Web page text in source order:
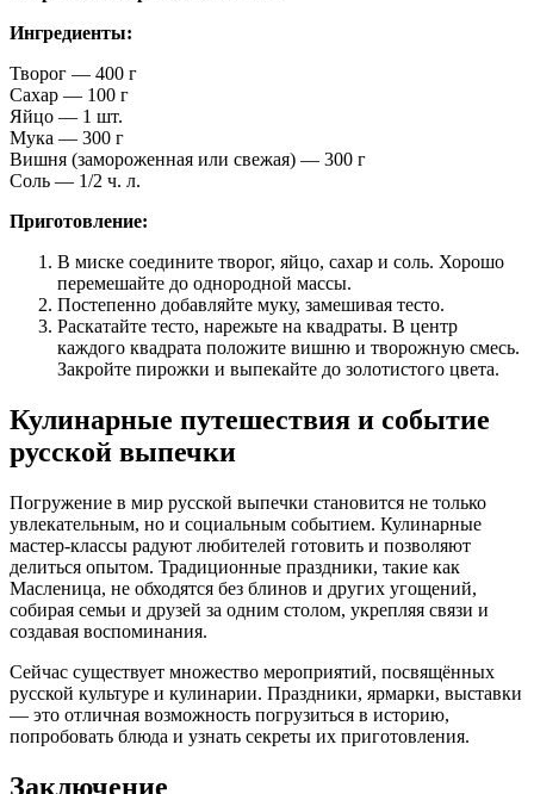
Ингредиенты:
Творог — 400 г
Сахар — 100 г
Яйцо — 1 шт.
Мука — 300 г
Вишня (замороженная или свежая) — 300 г
Соль — 1/2 ч. л.
Приготовление:
В миске соедините творог, яйцо, сахар и соль. Хорошо
перемешайте до однородной массы.
Постепенно добавляйте муку, замешивая тесто.
Раскатайте тесто, нарежьте на квадраты. В центр
каждого квадрата положите вишню и творожную смесь.
Закройте пирожки и выпекайте до золотистого цвета.
Кулинарные путешествия и событие
русской выпечки
Погружение в мир русской выпечки становится не только
увлекательным, но и социальным событием. Кулинарные
мастер-классы радуют любителей готовить и позволяют
делиться опытом. Традиционные праздники, такие как
Масленица, не обходятся без блинов и других угощений,
собирая семьи и друзей за одним столом, укрепляя связи и
создавая воспоминания.
Сейчас существует множество мероприятий, посвящённых
русской культуре и кулинарии. Праздники, ярмарки, выставки
— это отличная возможность погрузиться в историю,
попробовать блюда и узнать секреты их приготовления.
Заключение